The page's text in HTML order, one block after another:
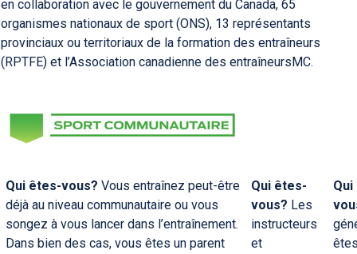
en collaboration avec le gouvernement du Canada, 65
organismes nationaux de sport (ONS), 13 représentants
provinciaux ou territoriaux de la formation des entraîneurs
(RPTFE) et l’Association canadienne des entraîneursMC.
Qui êtes-vous? Vous entraînez peut-être
déjà au niveau communautaire ou vous
songez à vous lancer dans l’entraînement.
Dans bien des cas, vous êtes un parent
Qui êtes-
vous? Les
instructeurs
et